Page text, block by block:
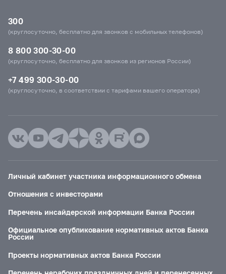
300
(круглосуточно, бесплатно для звонков с мобильных телефонов)
8 800 300-30-00
(круглосуточно, бесплатно для звонков из регионов России)
+7 499 300-30-00
(круглосуточно, в соответствии с тарифами вашего оператора)
Личный кабинет участника информационного обмена
Отношения с инвесторами
Перечень инсайдерской информации Банка России
Официальное опубликование нормативных актов Банка
России
Проекты нормативных актов Банка России